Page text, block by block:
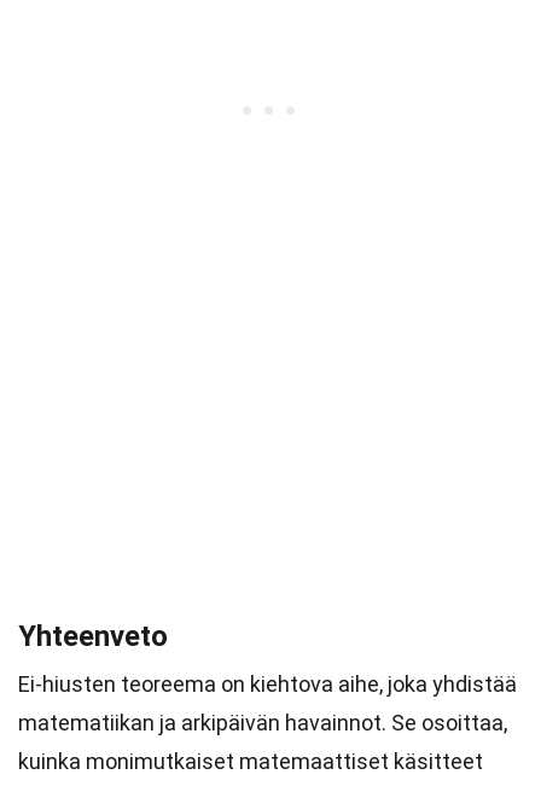
Yhteenveto
Ei-hiusten teoreema on kiehtova aihe, joka yhdistää
matematiikan ja arkipäivän havainnot. Se osoittaa,
kuinka monimutkaiset matemaattiset käsitteet